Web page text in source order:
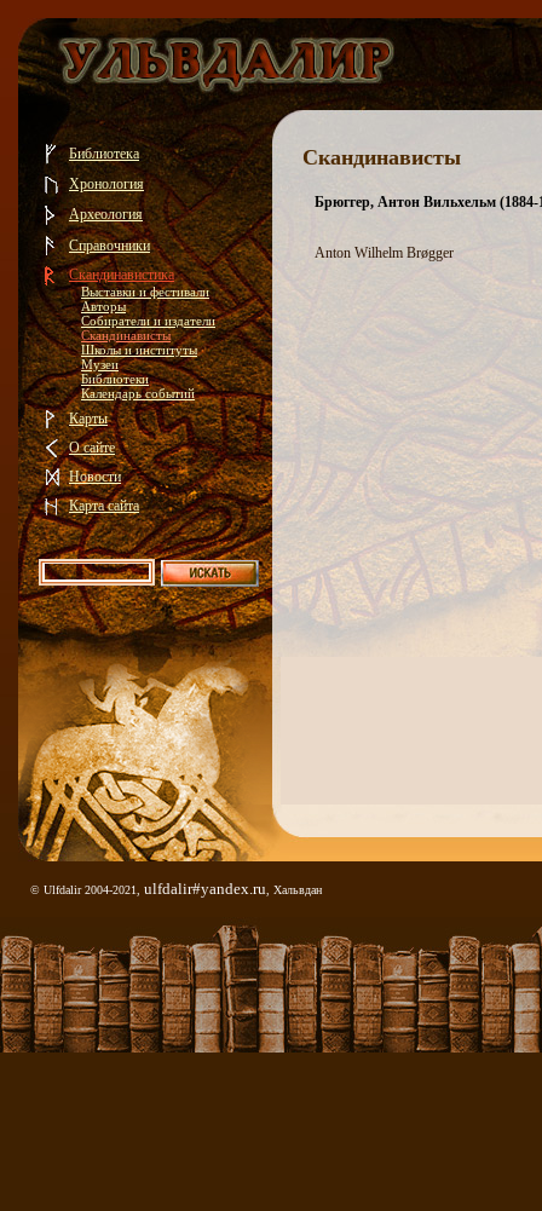
Библиотека
Хронология
Археология
Справочники
Скандинавистика
Выставки и фестивали
Авторы
Собиратели и издатели
Скандинависты
Школы и институты
Музеи
Библиотеки
Календарь событий
Карты
О сайте
Новости
Карта сайта
© Ulfdalir 2004-2021, ulfdalir#yandex.ru , Хальвдан
Скандинависты
Брюггер, Антон Вильхельм (1884-
Anton Wilhelm Brøgger